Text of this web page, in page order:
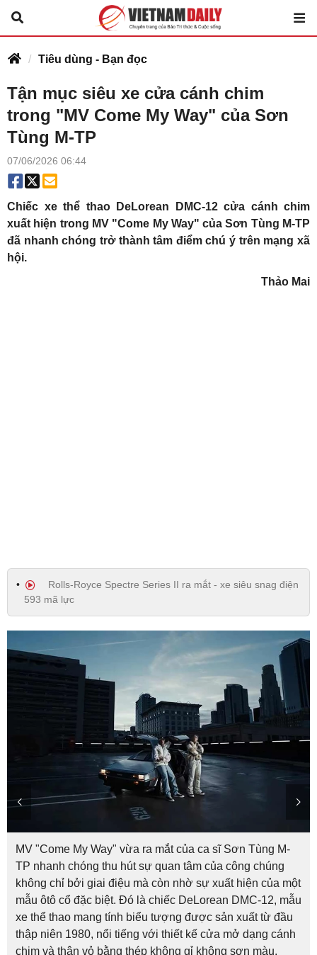
Tiêu dùng - Bạn đọc
Tận mục siêu xe cửa cánh chim
trong "MV Come My Way" của Sơn
Tùng M-TP
07/06/2026 06:44
Chiếc xe thể thao DeLorean DMC-12 cửa cánh chim
xuất hiện trong MV "Come My Way" của Sơn Tùng M-TP
đã nhanh chóng trở thành tâm điểm chú ý trên mạng xã
hội.
Thảo Mai
Rolls-Royce Spectre Series II ra mắt - xe siêu snag điện
593 mã lực
MV "Come My Way" vừa ra mắt của ca sĩ Sơn Tùng M-
TP nhanh chóng thu hút sự quan tâm của công chúng
không chỉ bởi giai điệu mà còn nhờ sự xuất hiện của một
mẫu ôtô cổ đặc biệt. Đó là chiếc DeLorean DMC-12, mẫu
xe thể thao mang tính biểu tượng được sản xuất từ đầu
thập niên 1980, nổi tiếng với thiết kế cửa mở dạng cánh
chim và thân vỏ bằng thép không gỉ không sơn màu.